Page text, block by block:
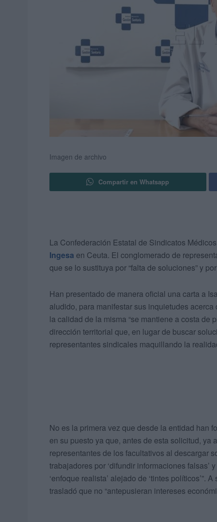
Imagen de archivo
Compartir en Whatsapp
La Confederación Estatal de Sindicatos
Ingesa en Ceuta. El conglomerado de
que se lo sustituya por “falta de soluciones” y por
Han presentado de manera oficial una carta a
aludido, para manifestar sus inquietudes
la calidad de la misma “se mantiene a costa de
dirección territorial que, en lugar de buscar
representantes sindicales maquillando la
No es la primera vez que desde la entidad han
en su puesto ya que, antes de esta solicitud, ya
representantes de los facultativos al descargar
trabajadores por ‘difundir informaciones
‘enfoque realista’ alejado de ‘tintes políticos’”.
trasladó que no “antepusieran intereses